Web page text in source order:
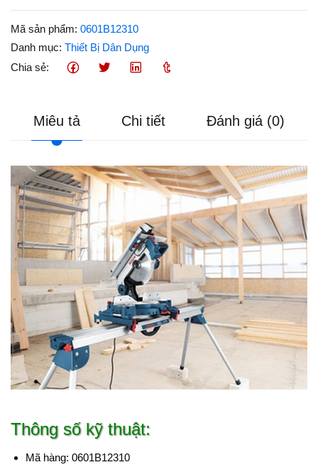
Mã sản phẩm: 0601B12310
Danh mục: Thiết Bị Dân Dụng
Chia sẻ:
Miêu tả Chi tiết Đánh giá (0)
Thông số kỹ thuật:
Mã hàng: 0601B12310